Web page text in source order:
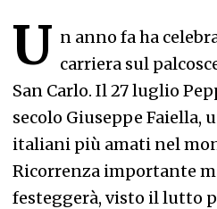
U n anno fa ha
carriera sul
San Carlo. Il 27 luglio
secolo Giuseppe Faiella,
italiani più amati nel
Ricorrenza importante
festeggerà, visto il lutto